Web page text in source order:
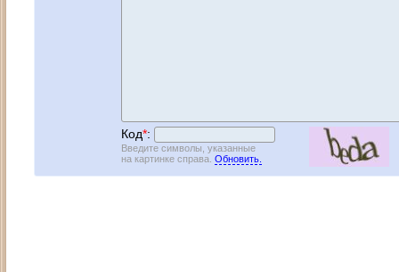
Код*:
Введите символы, указанные
на картинке справа. Обновить.